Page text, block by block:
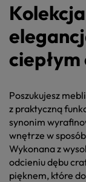
Poszukujesz
z praktyczną
synonim
wnętrze w
Wykonana z
odcieniu dębu
pięknem, które